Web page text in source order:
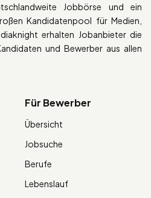
Jobbörse und ein
Kandidatenpool für Medien,
erhalten Jobanbieter die
und Bewerber aus allen
Für Bewerber
Übersicht
Jobsuche
Berufe
Lebenslauf